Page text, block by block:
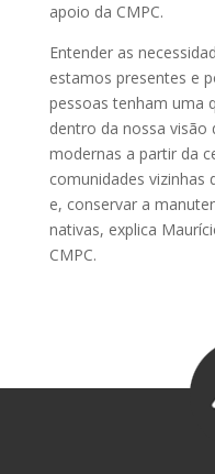
apoio da CMPC.
Entender as
estamos presentes e
pessoas tenham uma
dentro da nossa visão
modernas a partir da
comunidades vizinhas
e, conservar a
nativas, explica
CMPC.